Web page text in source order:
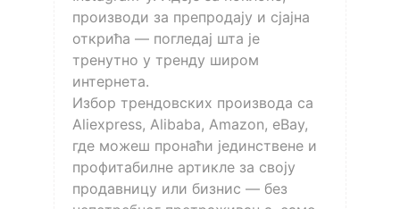
производи за препродају и сјајна
открића — погледај шта је
тренутно у тренду широм
интернета.
Избор трендовских производа са
Aliexpress, Alibaba, Amazon, eBay,
где можеш пронаћи јединствене и
профитабилне артикле за своју
продавницу или бизнис — без